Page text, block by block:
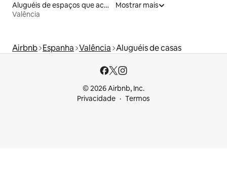
Aluguéis de espaços que aceitam animais de estimação
Valência
Mostrar mais
Airbnb Espanha Valência Aluguéis de casas
© 2026 Airbnb, Inc.
Privacidade
Termos